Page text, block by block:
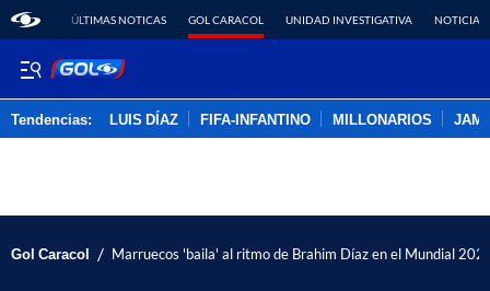
ÚLTIMAS NOTICAS GOL CARACOL UNIDAD INVESTIGATIVA NOTICIAS
Tendencias: LUIS DÍAZ FIFA-INFANTINO MILLONARIOS
Gol Caracol / Marruecos 'baila' al ritmo de Brahim Díaz en el Mundial